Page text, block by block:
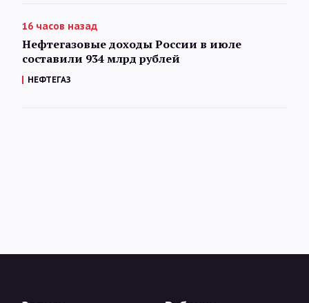
16 часов назад
Нефтегазовые доходы России в июле
составили 934 млрд рублей
НЕФТЕГАЗ